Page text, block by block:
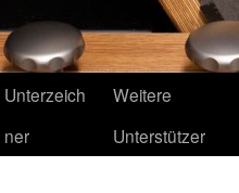
Unterzeich
ner
Weitere
Unterstützer